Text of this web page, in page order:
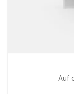
Auf